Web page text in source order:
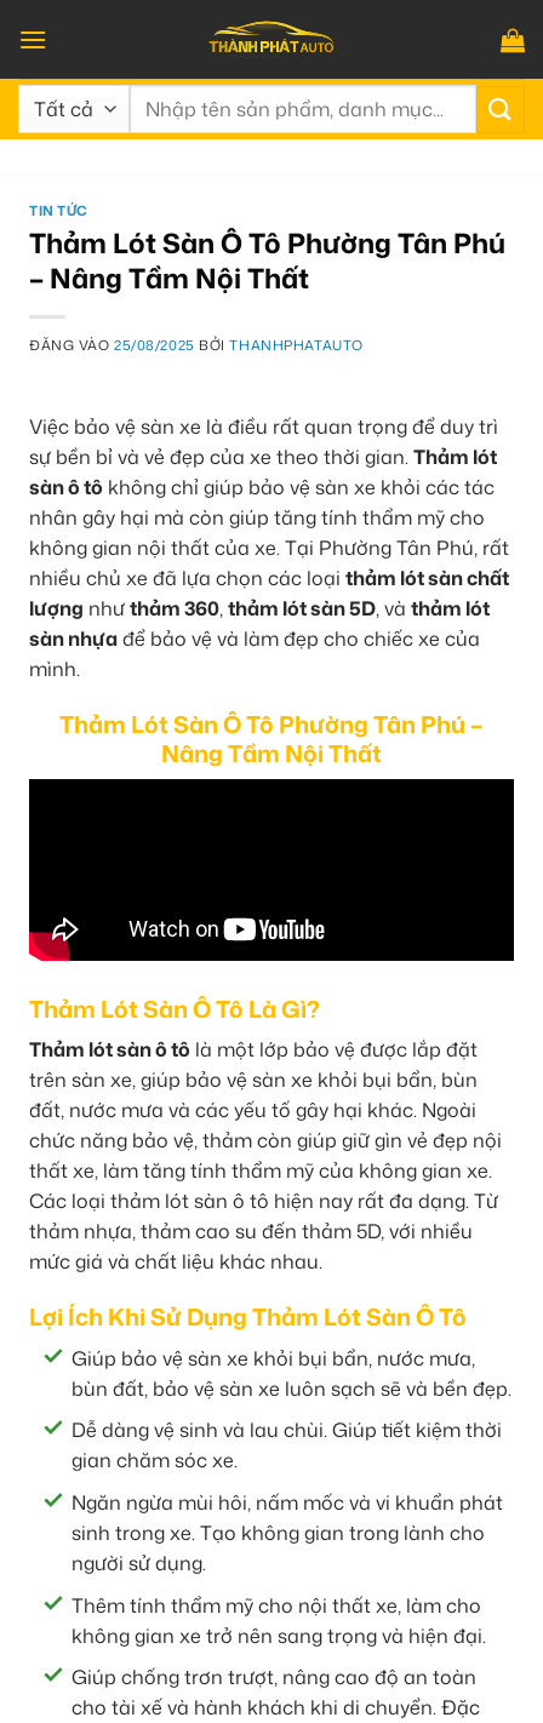
qua
nội
dung
Tìm
TIN TỨC
Thảm Lót Sàn Ô Tô Phường Tân Phú
– Nâng Tầm Nội Thất
ĐĂNG VÀO25/08/2025 BỞITHANHPHATAUTO
Việc bảo vệ sàn xe là điều rất quan trọng để duy trì
sự bền bỉ và vẻ đẹp của xe theo thời gian.Thảm lót
sàn ô tô không chỉ giúp bảo vệ sàn xe khỏi các tác
nhân gây hại mà còn giúp tăng tính thẩm mỹ cho
không gian nội thất của xe. Tại Phường Tân Phú, rất
nhiều chủ xe đã lựa chọn các loại thảm lót sàn chất
lượng nhưthảm 360,thảm lót sàn 5D, và thảm lót
sàn nhựađể bảo vệ và làm đẹp cho chiếc xe của
mình.
Thảm Lót Sàn Ô Tô Phường Tân Phú –
Nâng Tầm Nội Thất
Thảm Lót Sàn Ô Tô Là Gì?
Thảm lót sàn ô tô là một lớp bảo vệ được lắp đặt
trên sàn xe, giúp bảo vệ sàn xe khỏi bụi bẩn, bùn
đất, nước mưa và các yếu tố gây hại khác. Ngoài
chức năng bảo vệ, thảm còn giúp giữ gìn vẻ đẹp nội
thất xe, làm tăng tính thẩm mỹ của không gian xe.
Các loại thảm lót sàn ô tô hiện nay rất đa dạng. Từ
thảm nhựa, thảm cao su đến thảm 5D, với nhiều
mức giá và chất liệu khác nhau.
Lợi Ích Khi Sử Dụng Thảm Lót Sàn Ô Tô
Giúp bảo vệ sàn xe khỏi bụi bẩn, nước mưa,
bùn đất, bảo vệ sàn xe luôn sạch sẽ và bền đẹp.
Dễ dàng vệ sinh và lau chùi. Giúp tiết kiệm thời
gian chăm sóc xe.
Ngăn ngừa mùi hôi, nấm mốc và vi khuẩn phát
sinh trong xe. Tạo không gian trong lành cho
người sử dụng.
Thêm tính thẩm mỹ cho nội thất xe, làm cho
không gian xe trở nên sang trọng và hiện đại.
Giúp chống trơn trượt, nâng cao độ an toàn
cho tài xế và hành khách khi di chuyển. Đặc